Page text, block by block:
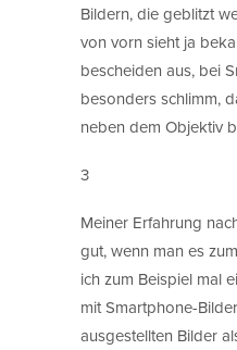
Bildern, die geblitzt
von vorn sieht ja
bescheiden aus, bei
besonders schlimm,
neben dem Objektiv
3
Meiner Erfahrung
gut, wenn man es
ich zum Beispiel mal
mit Smartphone-
ausgestellten Bilder